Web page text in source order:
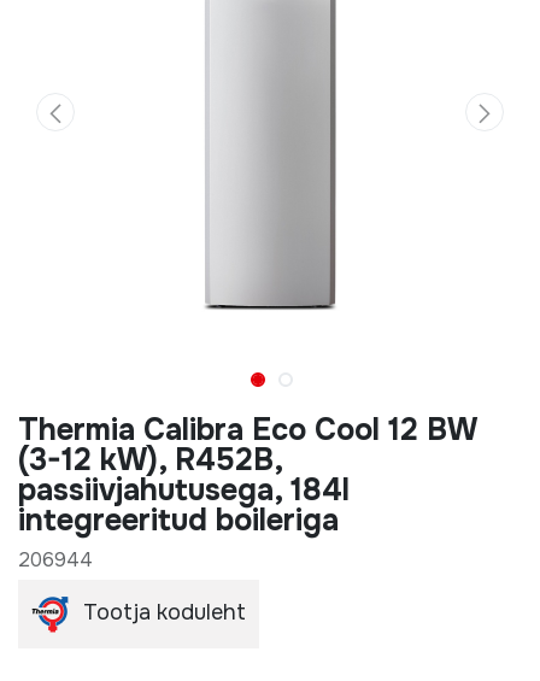
Thermia Calibra Eco Cool 12 BW
(3-12 kW), R452B,
passiivjahutusega, 184l
integreeritud boileriga
206944
Tootja koduleht